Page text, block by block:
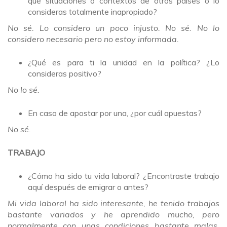
consideras totalmente inapropiado?
No sé. Lo considero un poco injusto. No sé. No lo
considero necesario pero no estoy informada.
¿Qué es para ti la unidad en la política? ¿Lo
consideras positivo?
No lo sé.
En caso de apostar por una, ¿por cuál apuestas?
No sé.
TRABAJO
¿Cómo ha sido tu vida laboral? ¿Encontraste trabajo
aquí después de emigrar o antes?
Mi vida laboral ha sido interesante, he tenido trabajos
bastante variados y he aprendido mucho, pero